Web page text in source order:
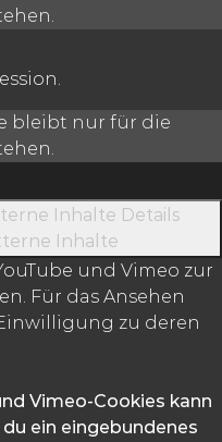
bleibt nur für die
Inhalte Details
Inhalte
und Vimeo zur
Für das Ansehen
zu deren
Vimeo-Cookies kann
ein eingebundenes